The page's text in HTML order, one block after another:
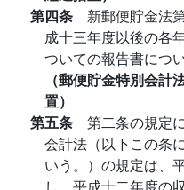
第四条 新郵便貯金法
成十三年度以後の各
ついての報告書につ
（郵便貯金特別会計
置）
第五条 第二条の規定
会計法（以下この条
いう。）の規定は、